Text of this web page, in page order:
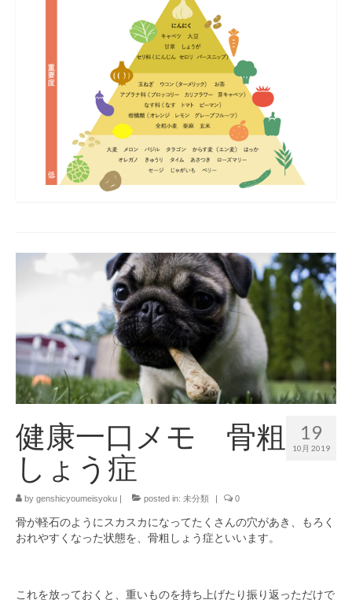
19
10月 2019
健康一口メモ 骨粗
しょう症
by genshicyoumeisyoku posted in: 未分類 0
骨が軽石のようにスカスカになってたくさんの穴があき、もろく
おれやすくなった状態を、骨粗しょう症といいます。
これを放っておくと、重いものを持ち上げたり振り返っただけで